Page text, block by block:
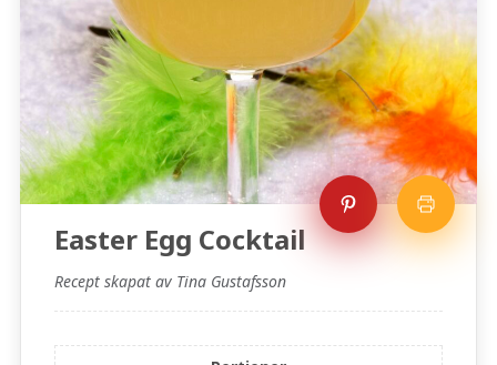
Easter Egg Cocktail
Recept skapat av Tina Gustafsson